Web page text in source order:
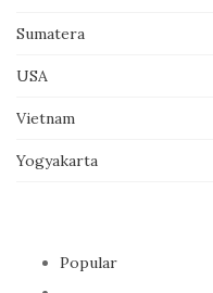
Sumatera
USA
Vietnam
Yogyakarta
Popular